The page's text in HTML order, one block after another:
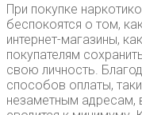
При покупке
беспокоятся о том,
интернет-магазины,
покупателям
свою личность.
способов оплаты,
незаметным адресам,